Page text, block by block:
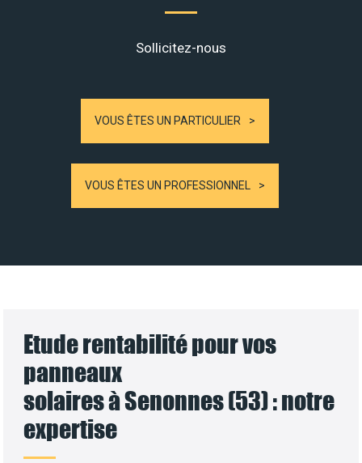
Sollicitez-nous
VOUS ÊTES UN PARTICULIER
VOUS ÊTES UN PROFESSIONNEL
Etude rentabilité pour vos
panneaux
solaires à Senonnes (53) : notre
expertise